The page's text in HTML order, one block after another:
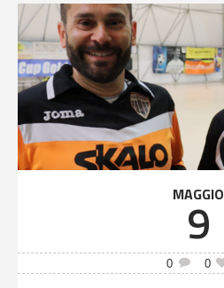
MAGGIO
9
0 0